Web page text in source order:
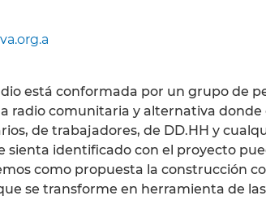
está conformada por un grupo de
radio comunitaria y alternativa donde
de trabajadores, de DD.HH y
sienta identificado con el proyecto
como propuesta la construcción
se transforme en herramienta de